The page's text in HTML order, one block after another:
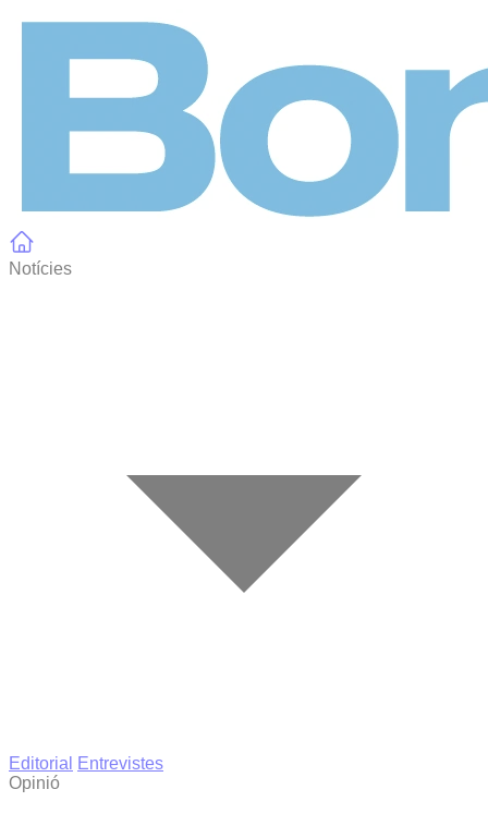
Notícies
Editorial
Entrevistes
Opinió